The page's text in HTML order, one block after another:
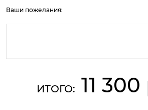
Ваши пожелания:
ИТОГО: 11